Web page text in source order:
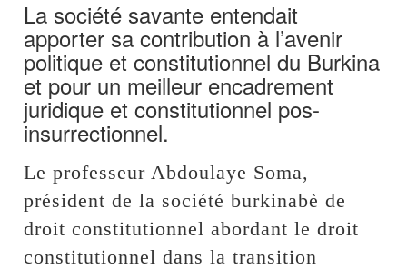
La société savante entendait
apporter sa contribution à l’avenir
politique et constitutionnel du Burkina
et pour un meilleur encadrement
juridique et constitutionnel pos-
insurrectionnel.
Le professeur Abdoulaye Soma,
président de la société burkinabè de
droit constitutionnel abordant le droit
constitutionnel dans la transition